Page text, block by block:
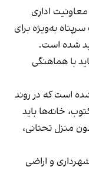
حمل از سوی معاونیت اداری
به‌ویژه برای
شده است.
با هماهنگی
است که در روند
خانه‌ها باید
منزل تحتانی،
و اراضی